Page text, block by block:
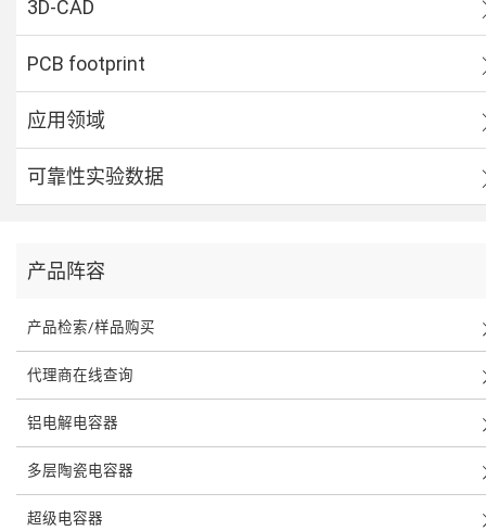
3D-CAD
PCB footprint
应用领域
可靠性实验数据
产品阵容
产品检索/样品购买
代理商在线查询
铝电解电容器
多层陶瓷电容器
超级电容器